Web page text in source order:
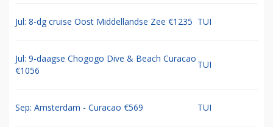
Jul: 8-dg cruise Oost Middellandse Zee €1235 TUI
Jul: 9-daagse Chogogo Dive & Beach Curacao
€1056
TUI
Sep: Amsterdam - Curacao €569 TUI